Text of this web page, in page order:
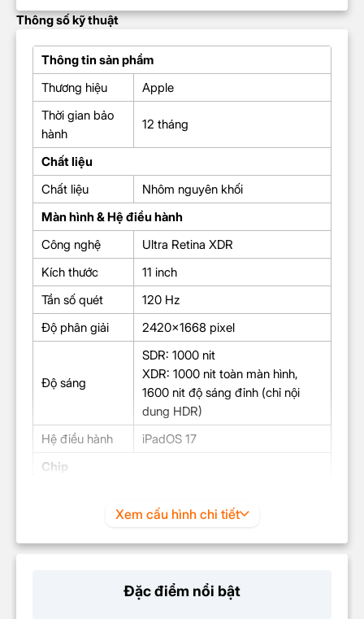
Thông số kỹ thuật
Thông tin sản phẩm
Thương hiệu
Apple
Thời gian bảo
hành
12 tháng
Chất liệu
Chất liệu
Nhôm nguyên khối
Màn hình & Hệ điều hành
Công nghệ
Ultra Retina XDR
Kích thước
11 inch
Tần số quét
120 Hz
Độ phân giải
2420×1668 pixel
Độ sáng
SDR: 1000 nit
XDR: 1000 nit toàn màn hình,
1600 nit độ sáng đỉnh (chỉ nội
dung HDR)
Hệ điều hành
iPadOS 17
Chip
(CPU)
4 lõi hiệu năng
6 lõi tiết kiệm điện
Xem cấu hình chi tiết
Đặc điểm nổi bật